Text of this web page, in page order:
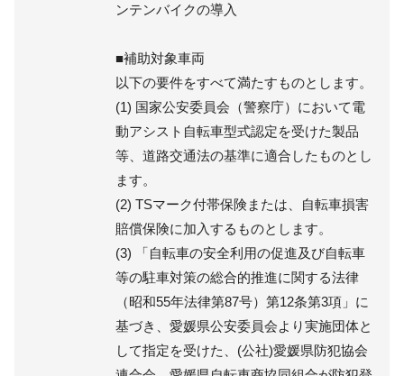
ンテンバイクの導入
■補助対象車両
以下の要件をすべて満たすものとします。
(1) 国家公安委員会（警察庁）において電
動アシスト自転車型式認定を受けた製品
等、道路交通法の基準に適合したものとし
ます。
(2) TSマーク付帯保険または、自転車損害
賠償保険に加入するものとします。
(3) 「自転車の安全利用の促進及び自転車
等の駐車対策の総合的推進に関する法律
（昭和55年法律第87号）第12条第3項」に
基づき、愛媛県公安委員会より実施団体と
して指定を受けた、(公社)愛媛県防犯協会